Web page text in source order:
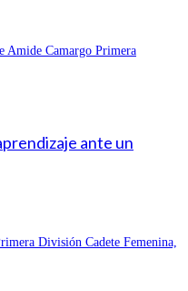
Amide Camargo Primera
ante un
División Cadete Femenina,